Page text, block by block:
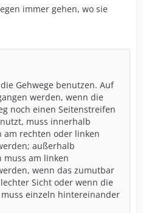
immer gehen, wo sie
Gehwege benutzen. Auf
werden, wenn die
noch einen Seitenstreifen
muss innerhalb
am rechten oder linken
außerhalb
muss am linken
wenn das zumutbar
Sicht oder wenn die
einzeln hintereinander